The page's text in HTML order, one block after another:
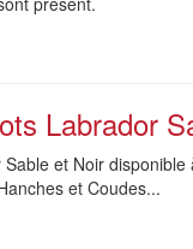
Labrador
et Noir
et Coudes...